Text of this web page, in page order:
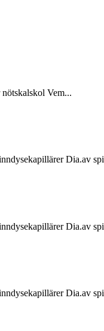
Vem...
Dia.av
Dia.av
Dia.av